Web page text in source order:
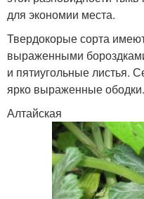
для экономии места.
Твердокорые сорта
выраженными
и пятиугольные листья.
ярко выраженные ободки.
Алтайская